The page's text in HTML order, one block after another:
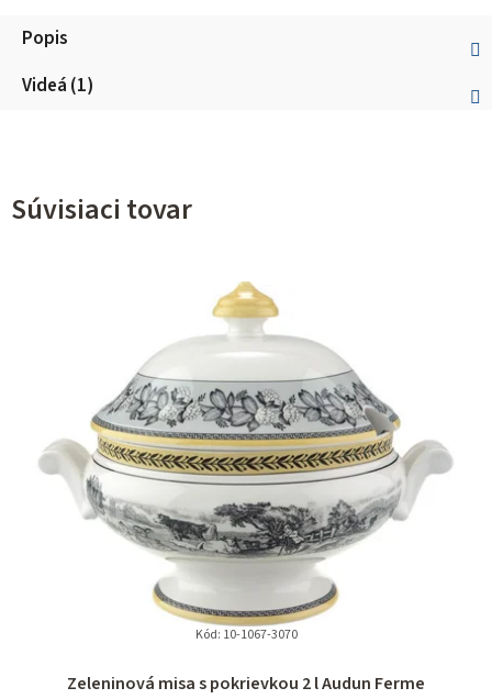
Popis
Videá (1)
Súvisiaci tovar
Zeleninová misa s pokrievkou 2 l Audun Ferme
Kód: 10-1067-3070